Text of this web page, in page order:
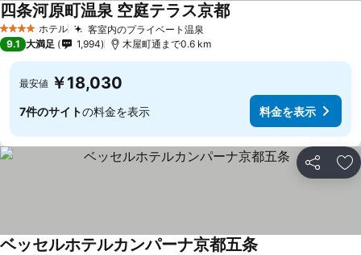
4 ホテルのランク
ホテル 客室内のプライベート温泉
四条河原町温泉 空庭テラス京都
9.1 大満足 1,994 木屋町通まで0.6 km
最安値 ￥18,030
7件のサイトの料金を表示 料金を表示
シェア お
ベッセルホテルカンパーナ京都五条